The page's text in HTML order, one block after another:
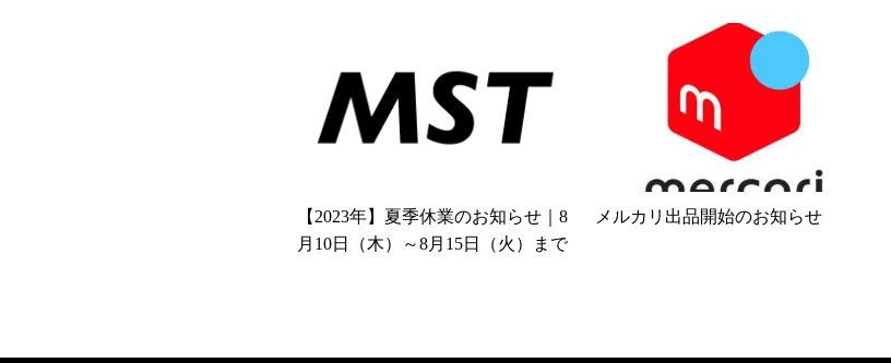
【2023年】夏季休業のお知らせ｜8
月10日（木）～8月15日（火）まで
メルカリ出品開始のお知らせ